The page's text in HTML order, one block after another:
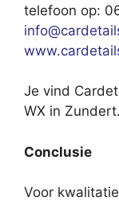
telefoon op:
Je vind
WX in Zundert.
Conclusie
Voor